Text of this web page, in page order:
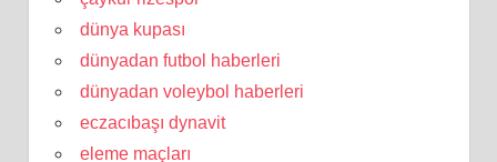
dünya kupası
dünyadan futbol haberleri
dünyadan voleybol haberleri
eczacıbaşı dynavit
eleme maçları